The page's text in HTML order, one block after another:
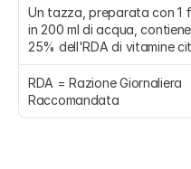
Un tazza, preparata con 1
in 200 ml di acqua,
25% dell'RDA di vitamine
RDA = Razione Giornaliera
Raccomandata